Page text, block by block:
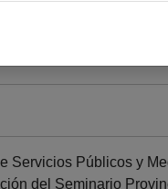
Servicios Públicos y
del Seminario